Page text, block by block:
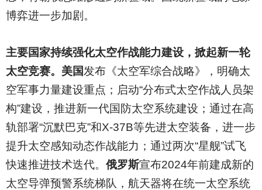
博弈进一步加剧。
主要国家持续强化太空作战能力建设，掀起新一轮
太空竞赛。美国发布《太空军综合战略》，明确太
空军事力量建设重点；启动“分布式太空作战人员架
构”建设，推进新一代国防太空系统建设；通过在高
轨部署“沉默巴克”和X-37B等先进太空装备，进一步
提升太空感知动态作战能力；通过两次“星舰”试飞
快速推进技术迭代。 俄罗斯宣布2024年前建成新的
太空导弹预警系统梯队，航天器将在统一太空系统